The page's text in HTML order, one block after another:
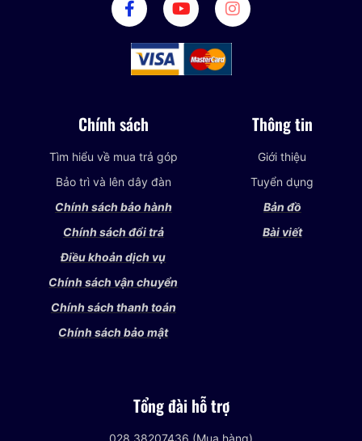
Chính sách
Tìm hiểu về mua trả góp
Bảo trì và lên dây đàn
Chính sách bảo hành
Chính sách đổi trả
Điều khoản dịch vụ
Chính sách vận chuyển
Chính sách thanh toán
Chính sách bảo mật
Thông tin
Giới thiệu
Tuyển dụng
Bản đồ
Bài viết
Tổng đài hỗ trợ
028 38207436 (Mua hàng)